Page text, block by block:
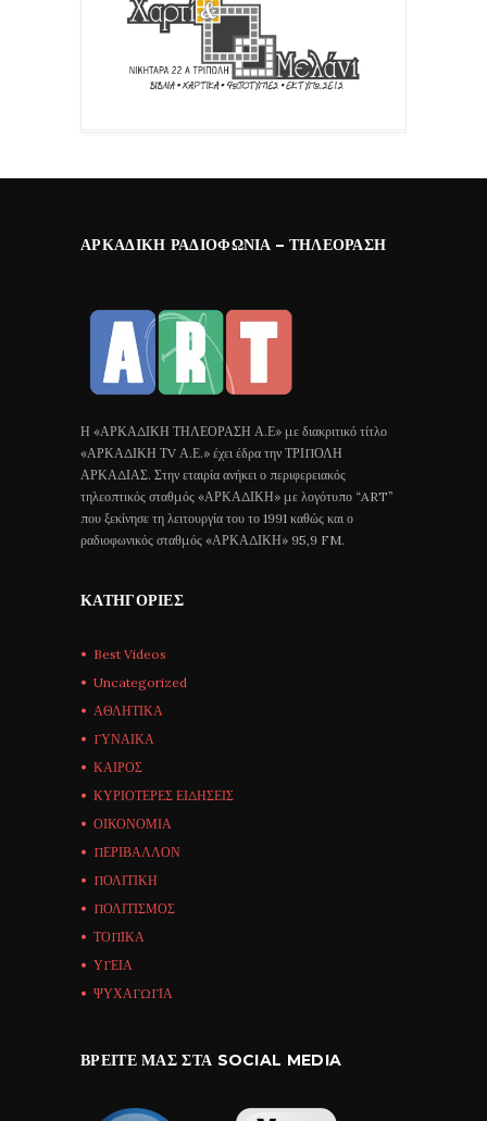
ΑΡΚΑΔΙΚΉ ΡΑΔΙΟΦΩΝΊΑ – ΤΗΛΕΌΡΑΣΗ
Η «ΑΡΚΑΔΙΚΗ ΤΗΛΕΟΡΑΣΗ Α.Ε» με διακριτικό τίτλο
«ΑΡΚΑΔΙΚΗ ΤV Α.Ε.» έχει έδρα την ΤΡΙΠΟΛΗ
ΑΡΚΑΔΙΑΣ. Στην εταιρία ανήκει ο περιφερειακός
τηλεοπτικός σταθμός «ΑΡΚΑΔΙΚΗ» με λογότυπο “ART”
που ξεκίνησε τη λειτουργία του το 1991 καθώς και ο
ραδιοφωνικός σταθμός «ΑΡΚΑΔΙΚΗ» 95,9 FM.
ΚΑΤΗΓΟΡΊΕΣ
Best Videos
Uncategorized
ΑΘΛΗΤΙΚΑ
ΓΥΝΑΙΚΑ
ΚΑΙΡΟΣ
ΚΥΡΙΟΤΕΡΕΣ ΕΙΔΗΣΕΙΣ
ΟΙΚΟΝΟΜΙΑ
ΠΕΡΙΒΑΛΛΟΝ
ΠΟΛΙΤΙΚΗ
ΠΟΛΙΤΙΣΜΟΣ
ΤΟΠΙΚΑ
ΥΓΕΙΑ
ΨΥΧΑΓΩΓΙΑ
ΒΡΕΊΤΕ ΜΑΣ ΣΤΑ SOCIAL MEDIA